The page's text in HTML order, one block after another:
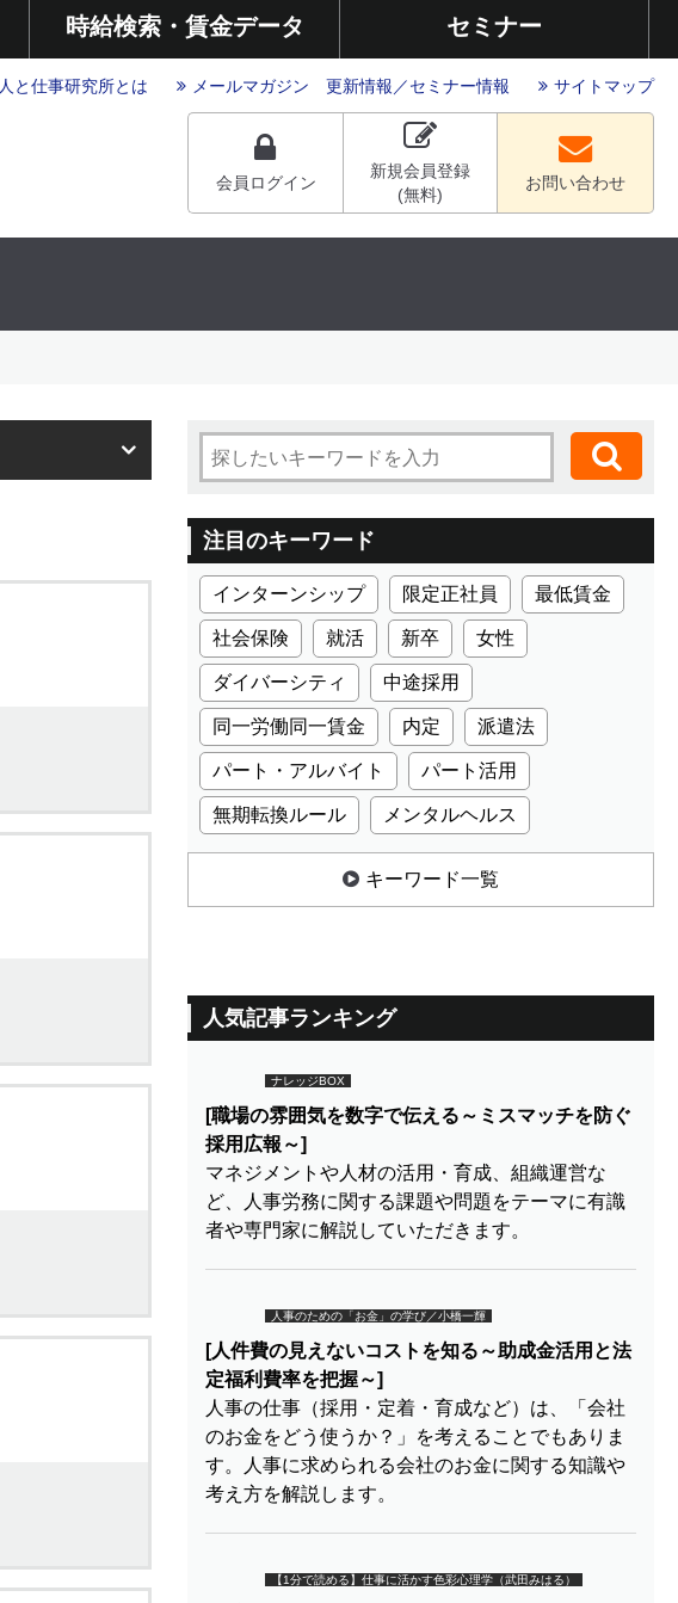
時給検索・賃金データ セミナー
人と仕事研究所とは メールマガジン 更新情報 ／セミナー情報 サイトマップ
会員ログイン
新規会員登録
(無料)
お問い合わせ
注目のキーワード
インターンシップ 限定正社員 最低賃金
社会保険 就活 新卒 女性
ダイバーシティ 中途採用
同一労働同一賃金 内定 派遣法
パート・アルバイト パート活用
無期転換ルール メンタルヘルス
キーワード一覧
人気記事ランキング
ナレッジBOX
[職場の雰囲気を数字で伝える～ミスマッチを防ぐ
採用広報～]
マネジメントや人材の活用・育成、組織運営な
ど、人事労務に関する課題や問題をテーマに有識
者や専門家に解説していただきます。
人事のための「お金」の学び／小橋一輝
[人件費の見えないコストを知る～助成金活用と法
定福利費率を把握～]
人事の仕事（採用・定着・育成など）は、「会社
のお金をどう使うか？」を考えることでもありま
す。人事に求められる会社のお金に関する知識や
考え方を解説します。
【1分で読める】仕事に活かす色彩心理学（武田みはる）